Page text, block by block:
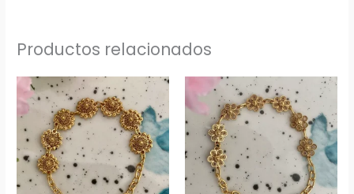
Productos relacionados